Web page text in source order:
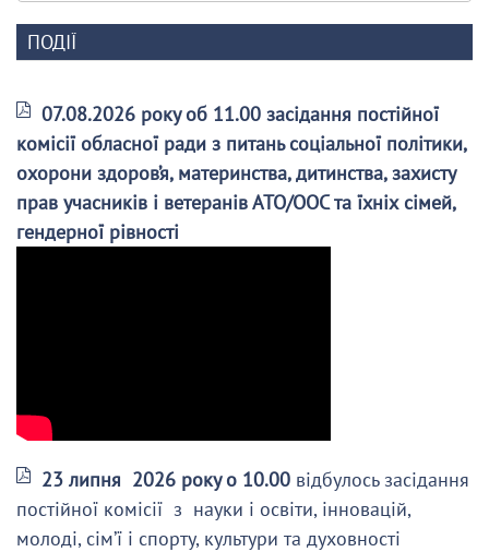
ПОДІЇ
07.08.2026 року об 11.00 засідання постійної
комісії обласної ради з питань соціальної політики,
охорони здоров’я, материнства, дитинства, захисту
прав учасників і ветеранів АТО/ООС та їхніх сімей,
гендерної рівності
23 липня 2026 року о 10.00 відбулось засідання
постійної комісії з науки і освіти, інновацій,
молоді, сім’ї і спорту, культури та духовності